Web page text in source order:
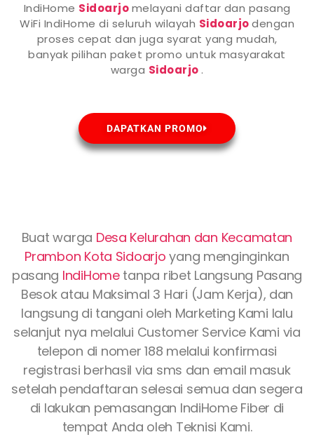
IndiHome Sidoarjomelayani daftar dan pasang
WiFi IndiHome di seluruh wilayah Sidoarjodengan
proses cepat dan juga syarat yang mudah,
banyak pilihan paket promo untuk masyarakat
warga Sidoarjo .
DAPATKAN PROMO
Buat warga Desa Kelurahan dan Kecamatan
Prambon Kota Sidoarjo yang menginginkan
pasang IndiHometanpa ribet Langsung Pasang
Besok atau Maksimal 3 Hari (Jam Kerja), dan
langsung di tangani oleh Marketing Kami lalu
selanjut nya melalui Customer Service Kami via
telepon di nomer 188 melalui konfirmasi
registrasi berhasil via sms dan email masuk
setelah pendaftaran selesai semua dan segera
di lakukan pemasangan IndiHome Fiber di
tempat Anda oleh Teknisi Kami.